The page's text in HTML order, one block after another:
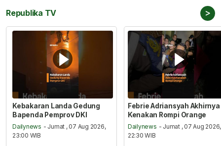
Republika TV >
Kebakaran Landa Gedung
Bapenda Pemprov DKI
Dailynews - Jumat , 07 Aug 2026,
23:00 WIB
Febrie Adriansyah Akhirnya
Kenakan Rompi Orange
Dailynews - Jumat , 07 Aug 2026,
22:30 WIB